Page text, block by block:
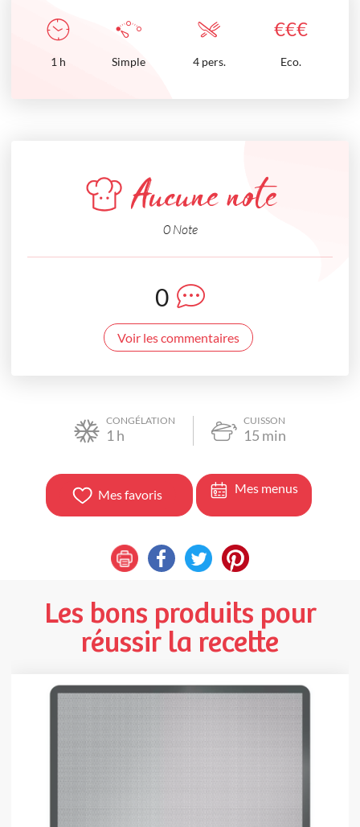
€€€
1 h Simple 4 pers. Eco.
Aucune note
0 Note
0
Voir les commentaires
CONGÉLATION
1 h
CUISSON
15 min
Mes favoris Mes menus
Les bons produits pour
réussir la recette